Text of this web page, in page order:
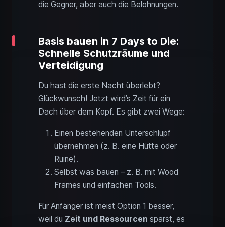
die Gegner, aber auch die Belohnungen.
Basis bauen in 7 Days to Die:
Schnelle Schutzräume und
Verteidigung
Du hast die erste Nacht überlebt?
Glückwunsch! Jetzt wird’s Zeit für ein
Dach über dem Kopf. Es gibt zwei Wege:
Einen bestehenden Unterschlupf
übernehmen (z. B. eine Hütte oder
Ruine).
Selbst was bauen – z. B. mit Wood
Frames und einfachen Tools.
Für Anfänger ist meist Option 1 besser,
weil du Zeit und Ressourcen sparst, es